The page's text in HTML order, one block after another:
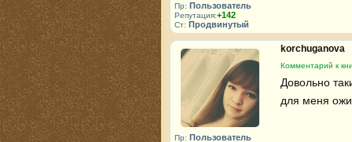
Пр: Пользователь
Репутация:+142
Ст: Продвинутый
Пр: Пользователь
korchuganova
Комментарий к
Довольно
для меня